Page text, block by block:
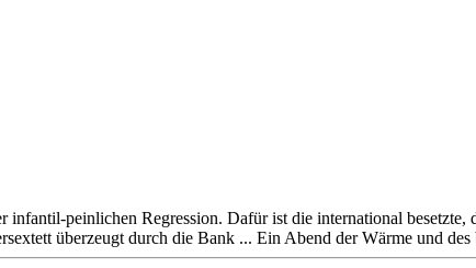
peinlichen Regression. Dafür ist die international
überzeugt durch die Bank ... Ein Abend der Wärme und